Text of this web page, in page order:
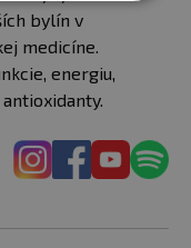
bylín v
medicíne.
energiu,